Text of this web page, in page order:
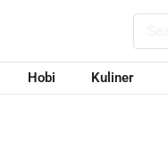
Hobi Kuliner